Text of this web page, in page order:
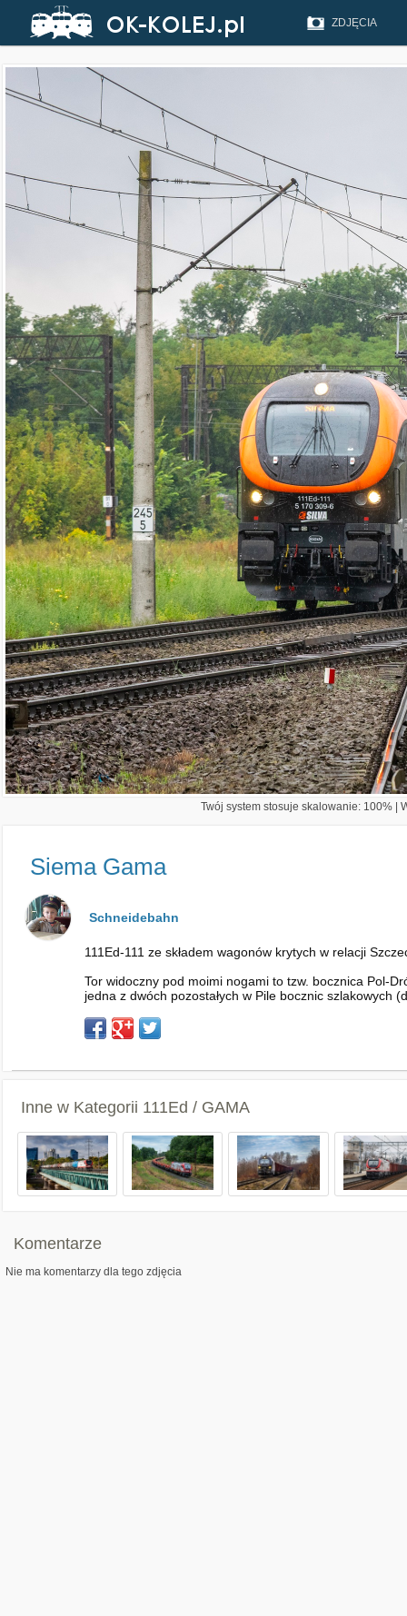
ZDJĘCIA
Twój system stosuje skalowanie: 100% |
Siema Gama
Schneidebahn
111Ed-111 ze składem wagonów krytych w relacji
Tor widoczny pod moimi nogami to tzw. bocznica Pol-
jedna z dwóch pozostałych w Pile bocznic szlakowych
Inne w Kategorii 111Ed / GAMA
Komentarze
Nie ma komentarzy dla tego zdjęcia